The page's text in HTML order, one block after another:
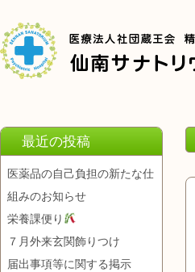
最近の投稿
医薬品の自己負担の新たな仕
組みのお知らせ
栄養課便り
７月外来玄関飾りつけ
届出事項等に関する掲示